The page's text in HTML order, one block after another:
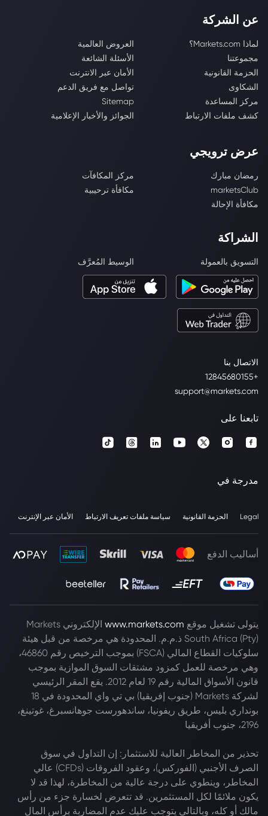
الاتصال بنا
+12845680155
support@markets.com
عن الشركة
لماذا Markets.com؟
العروض العالمية
مجموعتنا
الأسئلة الشائعة
الحزمة القانونية
الأمان عبر الانترنت
الشكاوى
تواصل مع فريق الدعم
مركز المساعدة
Sitemap
كشف ملفات الارتباط
الجوائز والأخبار الإعلامية
عرض ترويجي
رمضان مبارك
مركز المكافآت
marketsClub
مكافأة ترحيبية
مكافأة الإحالة
الشراكة
التسويق بالعمولة الوسيط المُعرَّف
تابعنا على
مدرجة في
Legal الحزمة القانونية سياسة ملفات تعريف الارتباط الأمان عبر الإنترنت
أساليب الدفع
يتولى تشغيل موقع www.markets.com
الإلكتروني Markets
South Africa (Pty) ذ.م.م. المحدودة هي مرخصة من قبل هيئة
سلوكيات القطاع المالي (FSCA) بموجب الترخيص رقم 46860،
وهي مرخصة للعمل كمزود مشتقات السوق الموازية بموجب
قانون الأسواق المالية رقم 19 لعام 2012. يقع المقر الرئيسي
لشركة Markets (جنوب إفريقيا) بي تي واي المحدودة في 18
بونداري بليس، طريق ريفونيا، ساندهورست جوهانسبرغ، غوتينغ،
2196، جنوب أفريقيا
تحذير من المخاطر العالية للاستثمار: إن التداول في سوق
الصرف الأجنبي (الفوركس)، وعقود الفروقات (CFDs) عالي
المخاطر، وينطوي على درجة عالية من المخاطرة، لهذا قد لا
يكون ملائمًا لكل المستثمرين. قد تتعرض لخسارة جزء من رأس
مالك أو كله، وبالتالي يتوجب عليك عدم المضاربة برأس المال